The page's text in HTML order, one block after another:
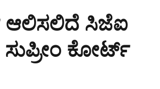
ಆಲಿಸಲಿದೆ ಸಿಜೆಐ
ಸುಪ್ರೀಂ ಕೋರ್ಟ್